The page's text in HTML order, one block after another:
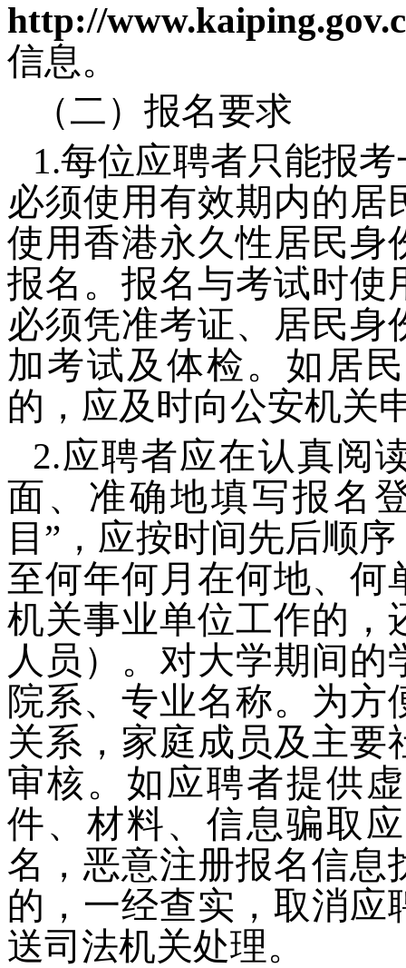
http://
信息。
（二）报名要求
1.每位应聘者只能报
必须使用有效期内的居
使用香港永久性居民身
报名。报名与考试时使
必须凭准考证、居民身
加考试及体检。如居
的，应及时向公安机关
2.应聘者应在认真阅
面、准确地填写报名
目”，应按时间先后顺
至何年何月在何地、何
机关事业单位工作的，
人员）。对大学期间
院系、专业名称。为
关系，家庭成员及主要
审核。如应聘者提供
件、材料、信息骗取
名，恶意注册报名信息
的，一经查实，取消应
送司法机关处理。